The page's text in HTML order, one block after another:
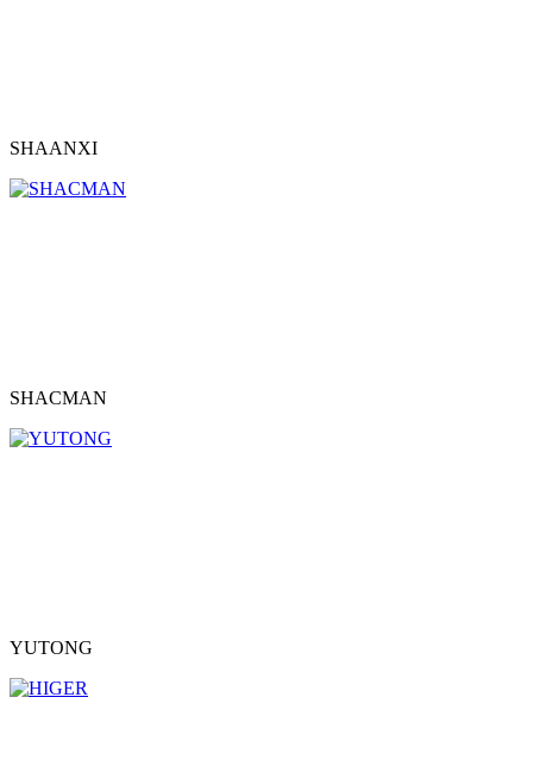
SHAANXI
SHACMAN
YUTONG